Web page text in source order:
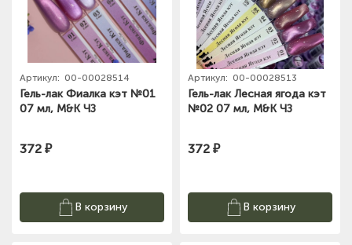
Артикул: 00-00028514
Гель-лак Фиалка кэт №01
07 мл, M&K ЧЗ
372 ₽
В корзину
Артикул: 00-00028513
Гель-лак Лесная ягода кэт
№02 07 мл, M&K ЧЗ
372 ₽
В корзину